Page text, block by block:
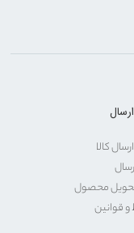
کالا
محصول
و قوانین